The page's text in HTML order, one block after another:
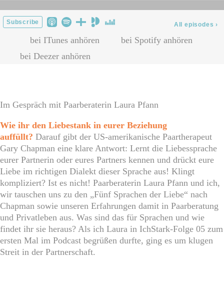
bei ITunes anhören
bei Spotify anhören
bei Deezer anhören
Im Gespräch mit Paarberaterin Laura Pfann
Wie ihr den Liebestank in eurer Beziehung
auffüllt? Darauf gibt der US-amerikanische Paartherapeut
Gary Chapman eine klare Antwort: Lernt die Liebessprache
eurer Partnerin oder eures Partners kennen und drückt eure
Liebe im richtigen Dialekt dieser Sprache aus! Klingt
kompliziert? Ist es nicht! Paarberaterin Laura Pfann und ich,
wir tauschen uns zu den „Fünf Sprachen der Liebe“ nach
Chapman sowie unseren Erfahrungen damit in Paarberatung
und Privatleben aus. Was sind das für Sprachen und wie
findet ihr sie heraus? Als ich Laura in IchStark-Folge 05 zum
ersten Mal im Podcast begrüßen durfte, ging es um klugen
Streit in der Partnerschaft.